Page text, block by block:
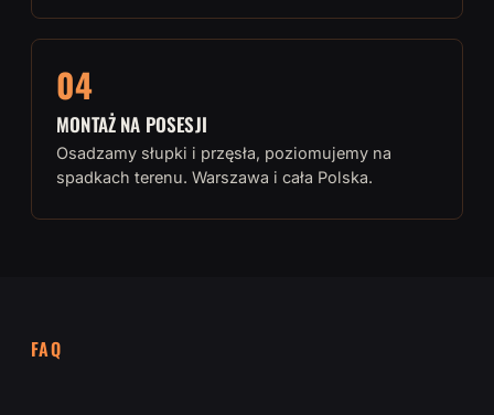
04
MONTAŻ NA POSESJI
Osadzamy słupki i przęsła, poziomujemy na
spadkach terenu. Warszawa i cała Polska.
FAQ